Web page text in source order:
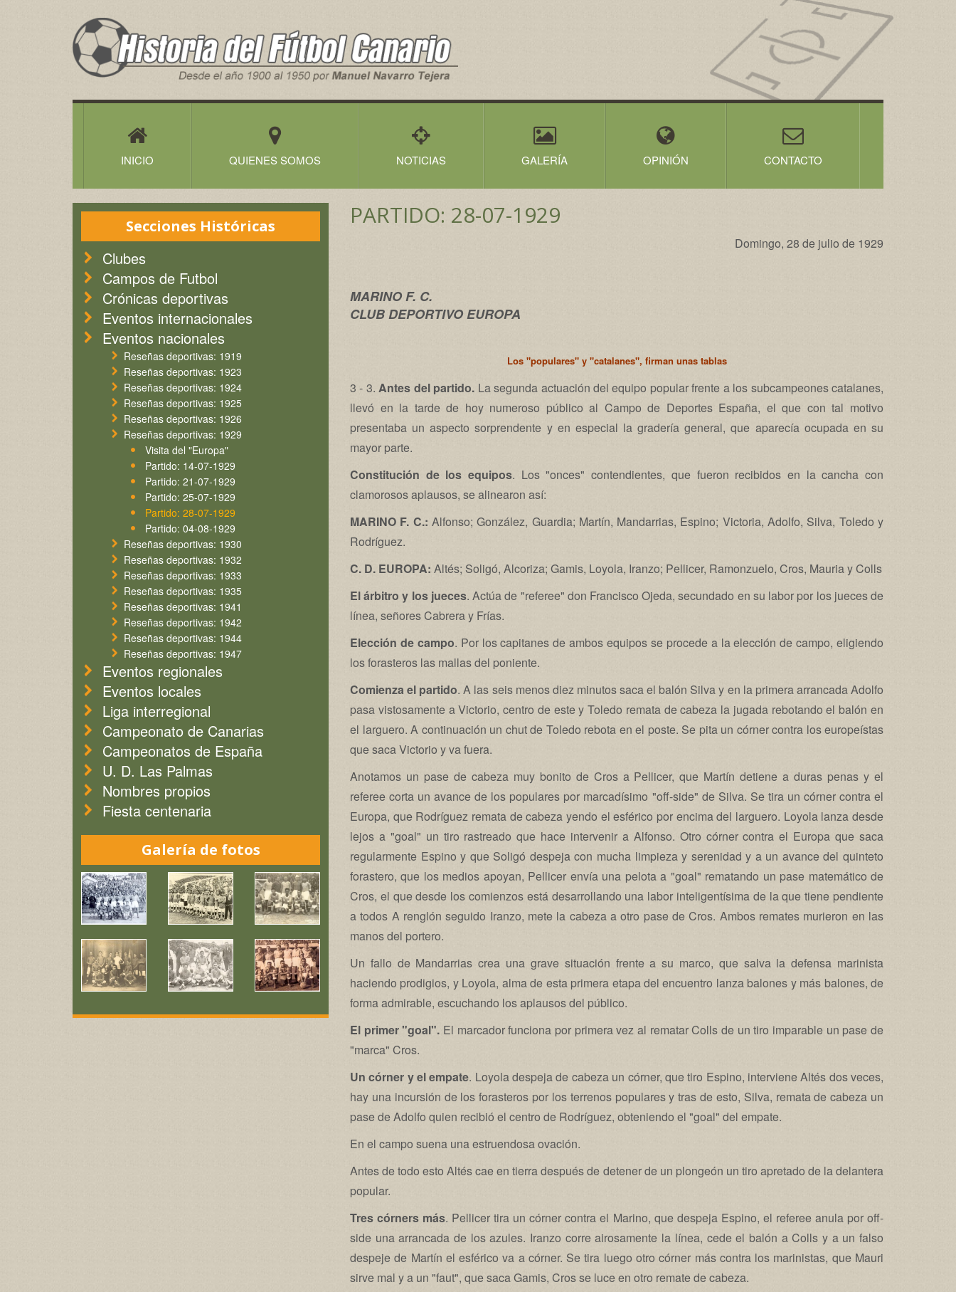
Historia
del
Futbol
Canario
INICIO QUIENES SOMOS NOTICIAS GALERÍA OPINIÓN CONTACTO
Secciones Históricas
Clubes
Campos de Futbol
Crónicas deportivas
Eventos internacionales
Eventos nacionales
Reseñas deportivas: 1919
Reseñas deportivas: 1923
Reseñas deportivas: 1924
Reseñas deportivas: 1925
Reseñas deportivas: 1926
Reseñas deportivas: 1929
Visita del "Europa"
Partido: 14-07-1929
Partido: 21-07-1929
Partido: 25-07-1929
Partido: 28-07-1929
Partido: 04-08-1929
Reseñas deportivas: 1930
Reseñas deportivas: 1932
Reseñas deportivas: 1933
Reseñas deportivas: 1935
Reseñas deportivas: 1941
Reseñas deportivas: 1942
Reseñas deportivas: 1944
Reseñas deportivas: 1947
Eventos regionales
Eventos locales
Liga interregional
Campeonato de Canarias
Campeonatos de España
U. D. Las Palmas
Nombres propios
Fiesta centenaria
Galería de fotos
PARTIDO: 28-07-1929
Domingo, 28 de julio de 1929
MARINO F. C.
CLUB DEPORTIVO EUROPA
Los "populares" y "catalanes", firman unas tablas
3 - 3. Antes del partido. La segunda actuación del equipo popular frente a los subcampeones catalanes,
llevó en la tarde de hoy numeroso público al Campo de Deportes España, el que con tal motivo
presentaba un aspecto sorprendente y en especial la gradería general, que aparecía ocupada en su
mayor parte.
Constitución de los equipos. Los "onces" contendientes, que fueron recibidos en la cancha con
clamorosos aplausos, se alinearon así:
MARINO F. C.: Alfonso; González, Guardia; Martín, Mandarrias, Espino; Victoria, Adolfo, Silva, Toledo y
Rodríguez.
C. D. EUROPA: Altés; Soligó, Alcoriza; Gamis, Loyola, Iranzo; Pellicer, Ramonzuelo, Cros, Mauria y Colls
El árbitro y los jueces. Actúa de "referee" don Francisco Ojeda, secundado en su labor por los jueces de
línea, señores Cabrera y Frías.
Elección de campo. Por los capitanes de ambos equipos se procede a la elección de campo, eligiendo
los forasteros las mallas del poniente.
Comienza el partido. A las seis menos diez minutos saca el balón Silva y en la primera arrancada Adolfo
pasa vistosamente a Victorio, centro de este y Toledo remata de cabeza la jugada rebotando el balón en
el larguero. A continuación un chut de Toledo rebota en el poste. Se pita un córner contra los europeístas
que saca Victorio y va fuera.
Anotamos un pase de cabeza muy bonito de Cros a Pellicer, que Martín detiene a duras penas y el
referee corta un avance de los populares por marcadísimo "off-side" de Silva. Se tira un córner contra el
Europa, que Rodríguez remata de cabeza yendo el esférico por encima del larguero. Loyola lanza desde
lejos a "goal" un tiro rastreado que hace intervenir a Alfonso. Otro córner contra el Europa que saca
regularmente Espino y que Soligó despeja con mucha limpieza y serenidad y a un avance del quinteto
forastero, que los medios apoyan, Pellicer envía una pelota a "goal" rematando un pase matemático de
Cros, el que desde los comienzos está desarrollando una labor inteligentísima de la que tiene pendiente
a todos A renglón seguido Iranzo, mete la cabeza a otro pase de Cros. Ambos remates murieron en las
manos del portero.
Un fallo de Mandarrias crea una grave situación frente a su marco, que salva la defensa marinista
haciendo prodigios, y Loyola, alma de esta primera etapa del encuentro lanza balones y más balones, de
forma admirable, escuchando los aplausos del público.
El primer "goal". El marcador funciona por primera vez al rematar Colls de un tiro imparable un pase de
"marca" Cros.
Un córner y el empate. Loyola despeja de cabeza un córner, que tiro Espino, interviene Altés dos veces,
hay una incursión de los forasteros por los terrenos populares y tras de esto, Silva, remata de cabeza un
pase de Adolfo quien recibió el centro de Rodríguez, obteniendo el "goal" del empate.
En el campo suena una estruendosa ovación.
Antes de todo esto Altés cae en tierra después de detener de un plongeón un tiro apretado de la delantera
popular.
Tres córners más. Pellicer tira un córner contra el Marino, que despeja Espino, el referee anula por off-
side una arrancada de los azules. Iranzo corre airosamente la línea, cede el balón a Colls y a un falso
despeje de Martín el esférico va a córner. Se tira luego otro córner más contra los marinistas, que Mauri
sirve mal y a un "faut", que saca Gamis, Cros se luce en otro remate de cabeza.